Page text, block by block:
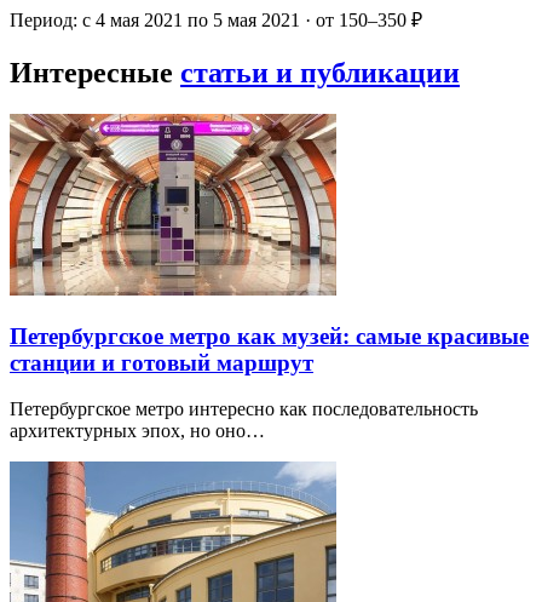
Период: с 4 мая 2021 по 5 мая 2021 · от 150–350 ₽
Интересные статьи и публикации
Петербургское метро как музей: самые красивые
станции и готовый маршрут
Петербургское метро интересно как последовательность
архитектурных эпох, но оно…